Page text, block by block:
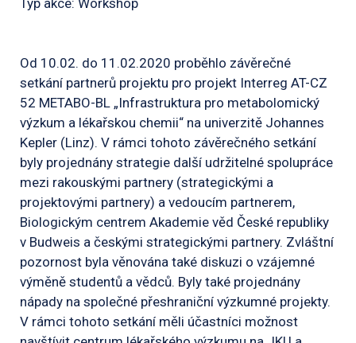
Od 10.02. do 11.02.2020 proběhlo závěrečné
setkání partnerů projektu pro projekt Interreg AT-CZ
52 METABO-BL „Infrastruktura pro metabolomický
výzkum a lékařskou chemii“ na univerzitě Johannes
Kepler (Linz). V rámci tohoto závěrečného setkání
byly projednány strategie další udržitelné spolupráce
mezi rakouskými partnery (strategickými a
projektovými partnery) a vedoucím partnerem,
Biologickým centrem Akademie věd České republiky
v Budweis a českými strategickými partnery. Zvláštní
pozornost byla věnována také diskuzi o vzájemné
výměně studentů a vědců. Byly také projednány
nápady na společné přeshraniční výzkumné projekty.
V rámci tohoto setkání měli účastníci možnost